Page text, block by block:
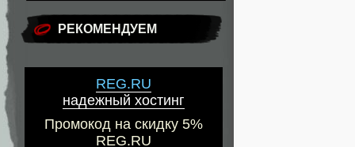
РЕКОМЕНДУЕМ
REG.RU
надежный хостинг
Промокод на скидку 5%
REG.RU